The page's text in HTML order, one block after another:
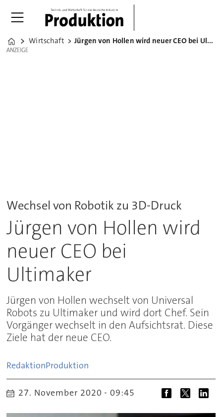
Home
Wirtschaft Jürgen von Hollen wird neuer CEO bei Ultimaker
ANZEIGE
ANZEIGE
Wechsel von Robotik zu 3D-Druck
Jürgen von Hollen wird
neuer CEO bei
Ultimaker
Jürgen von Hollen wechselt von Universal
Robots zu Ultimaker und wird dort Chef. Sein
Vorgänger wechselt in den Aufsichtsrat. Diese
Ziele hat der neue CEO.
RedaktionProduktion
27. November 2020 - 09:45